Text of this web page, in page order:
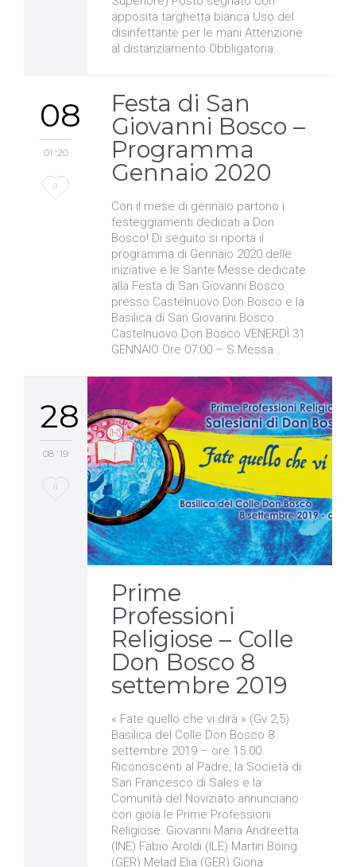
apposita targhetta bianca Uso del
disinfettante per le mani Attenzione
al distanziamento Obbligatoria…
08
01 '20
Love
0
Festa di San
Giovanni Bosco –
Programma
Gennaio 2020
Con il mese di gennaio partono i
festeggiamenti dedicati a Don
Bosco! Di seguito si riporta il
programma di Gennaio 2020 delle
iniziative e le Sante Messe dedicate
alla Festa di San Giovanni Bosco
presso Castelnuovo Don Bosco e la
Basilica di San Giovanni Bosco.
Castelnuovo Don Bosco VENERDÌ 31
GENNAIO Ore 07:00 – S.Messa…
28
08 '19
Love
0
Prime
Professioni
Religiose – Colle
Don Bosco 8
settembre 2019
« Fate quello che vi dirà » (Gv 2,5)
Basilica del Colle Don Bosco 8
settembre 2019 – ore 15.00.
Riconoscenti al Padre, la Società di
San Francesco di Sales e la
Comunità del Noviziato annunciano
con gioia le Prime Professioni
Religiose: Giovanni Maria Andreetta
(INE) Fabio Aroldi (ILE) Martin Böing
(GER) Melad Elia (GER) Giona